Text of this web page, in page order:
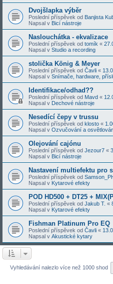
Dvojšlapka výběr
Poslední příspěvek od Banjista
Napsal v Bicí nástroje
Naslouchátka - ekvalizace
Poslední příspěvek od tomík «
Napsal v Studio a recording
stolička König & Meyer
Poslední příspěvek od Čavli «
Napsal v Snímače, hardware,
Identifikace/odhad??
Poslední příspěvek od Mavd «
Napsal v Dechové nástroje
Nesedící čepy v trussu
Poslední příspěvek od klosto «
Napsal v Ozvučování a
Olejování cajónu
Poslední příspěvek od Jezour7 «
Napsal v Bicí nástroje
Nastavení multiefektu pro
Poslední příspěvek od
Napsal v Kytarové efekty
POD HD500 + DT25 +
Poslední příspěvek od Jakub T. «
Napsal v Kytarové efekty
Fishman Platinum Pro EQ
Poslední příspěvek od Čavli «
Napsal v Akustické kytary
Vyhledávání nalezlo více než 1000 shod